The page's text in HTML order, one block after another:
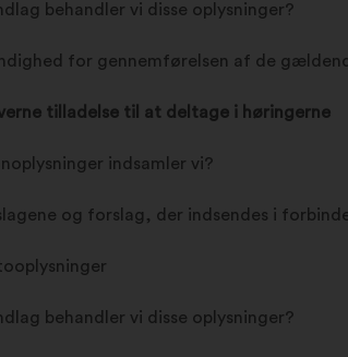
behandler vi disse oplysninger?
for gennemførelsen af de
tilladelse til at deltage i høringerne
indsamler vi?
og forslag, der indsendes i
behandler vi disse oplysninger?